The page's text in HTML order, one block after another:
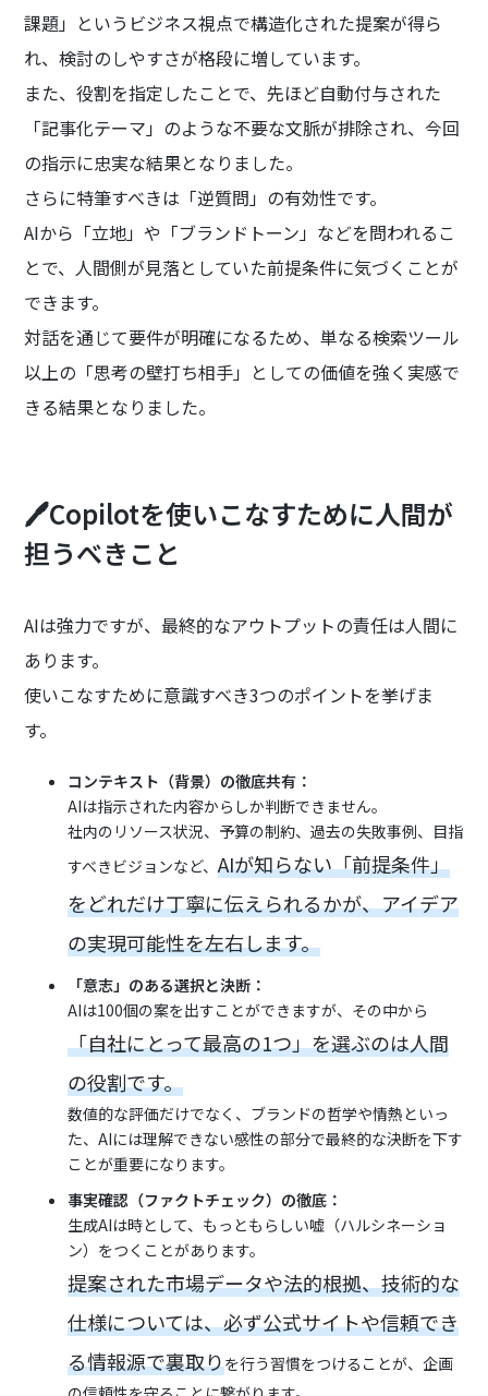
課題」というビジネス視点で構造化された提案が得ら
れ、検討のしやすさが格段に増しています。
また、役割を指定したことで、先ほど自動付与された
「記事化テーマ」のような不要な文脈が排除され、今回
の指示に忠実な結果となりました。
さらに特筆すべきは「逆質問」の有効性です。
AIから「立地」や「ブランドトーン」などを問われるこ
とで、人間側が見落としていた前提条件に気づくことが
できます。
対話を通じて要件が明確になるため、単なる検索ツール
以上の「思考の壁打ち相手」としての価値を強く実感で
きる結果となりました。
🖊️Copilotを使いこなすために人間が
担うべきこと
AIは強力ですが、最終的なアウトプットの責任は人間に
あります。
使いこなすために意識すべき3つのポイントを挙げま
す。
コンテキスト（背景）の徹底共有：
AIは指示された内容からしか判断できません。
社内のリソース状況、予算の制約、過去の失敗事例、目指
すべきビジョンなど、AIが知らない「前提条件」
をどれだけ丁寧に伝えられるかが、アイデア
の実現可能性を左右します。
「意志」のある選択と決断：
AIは100個の案を出すことができますが、その中から
「自社にとって最高の1つ」を選ぶのは人間
の役割です。
数値的な評価だけでなく、ブランドの哲学や情熱といっ
た、AIには理解できない感性の部分で最終的な決断を下す
ことが重要になります。
事実確認（ファクトチェック）の徹底：
生成AIは時として、もっともらしい嘘（ハルシネーショ
ン）をつくことがあります。
提案された市場データや法的根拠、技術的な
仕様については、必ず公式サイトや信頼でき
る情報源で裏取りを行う習慣をつけることが、企画